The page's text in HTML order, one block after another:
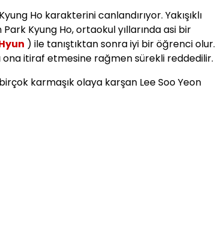
Ho karakterini canlandırıyor. Yakışıklı
Kyung Ho, ortaokul yıllarında asi bir
) ile tanıştıktan sonra iyi bir öğrenci olur.
ona itiraf etmesine rağmen sürekli reddedilir.
karmaşık olaya karşan Lee Soo Yeon